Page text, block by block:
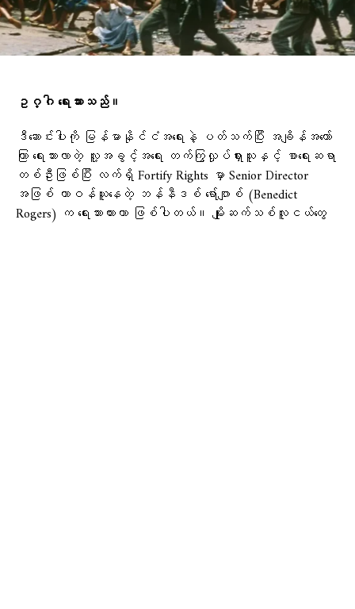
ဥဂ္ဂါ ရေးသားသည်။
ဒီဆောင်းပါးကို မြန်မာနိုင်ငံအရေးနဲ့ ပတ်သက်ပြီး အချိန်အတော်
ကြာ ရေးသားလာတဲ့ လူ့အခွင့်အရေး တက်ကြွလှုပ်ရှားသူနှင့် စာရေးဆရာ
တစ်ဦးဖြစ်ပြီး လက်ရှိ Fortify Rights မှာ Senior Director
အဖြစ် တာဝန်ယူနေတဲ့ ဘန်နီဒစ် ရော်ဂျာစ် (Benedict
Rogers) က ရေးသားထားတာ ဖြစ်ပါတယ်။ မျိုးဆက်သစ်လူငယ်တွေ